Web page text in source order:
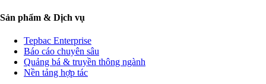
Sản phẩm & Dịch vụ
Tepbac Enterprise
Báo cáo chuyên sâu
Quảng bá & truyền thông ngành
Nền tảng hợp tác